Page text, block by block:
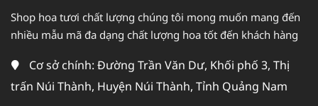
Shop hoa tươi chất lượng chúng tôi mong muốn mang đến
nhiều mẫu mã đa dạng chất lượng hoa tốt đến khách hàng
Cơ sở chính: Đường Trần Văn Dư, Khối phố 3, Thị
trấn Núi Thành, Huyện Núi Thành, Tỉnh Quảng Nam